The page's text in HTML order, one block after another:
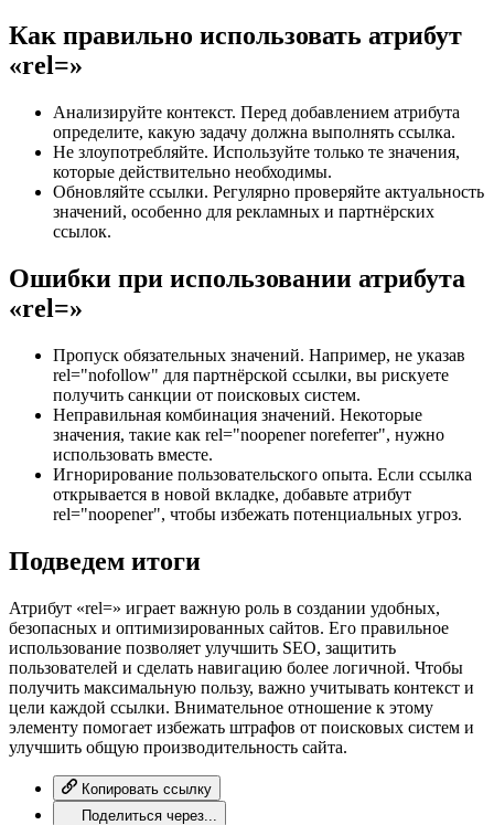
Как правильно использовать атрибут
«rel=»
Анализируйте контекст. Перед добавлением атрибута
определите, какую задачу должна выполнять ссылка.
Не злоупотребляйте. Используйте только те значения,
которые действительно необходимы.
Обновляйте ссылки. Регулярно проверяйте актуальность
значений, особенно для рекламных и партнёрских
ссылок.
Ошибки при использовании атрибута
«rel=»
Пропуск обязательных значений. Например, не указав
rel="nofollow" для партнёрской ссылки, вы рискуете
получить санкции от поисковых систем.
Неправильная комбинация значений. Некоторые
значения, такие как rel="noopener noreferrer", нужно
использовать вместе.
Игнорирование пользовательского опыта. Если ссылка
открывается в новой вкладке, добавьте атрибут
rel="noopener", чтобы избежать потенциальных угроз.
Подведем итоги
Атрибут «rel=» играет важную роль в создании удобных,
безопасных и оптимизированных сайтов. Его правильное
использование позволяет улучшить SEO, защитить
пользователей и сделать навигацию более логичной. Чтобы
получить максимальную пользу, важно учитывать контекст и
цели каждой ссылки. Внимательное отношение к этому
элементу помогает избежать штрафов от поисковых систем и
улучшить общую производительность сайта.
Копировать ссылку
Поделиться через...